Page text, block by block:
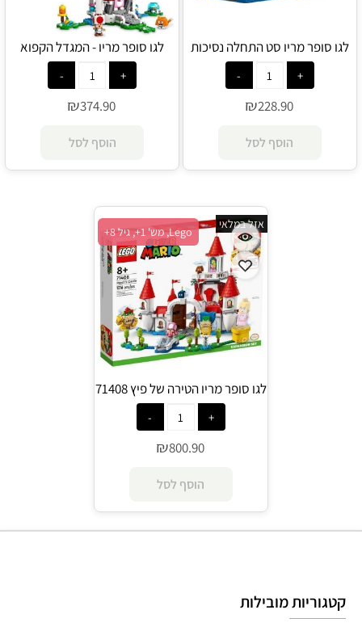
לגו סופר מריו סט התחלה נסיכות
הרפתקאות עם פיץ' 71403 - Lego
₪228.90
הוסף לסל
לגו סופר מריו - המגדל הקפוא
וחליפת החתול - ערכת הרחבה
71407 - Lego
₪374.90
הוסף לסל
Lego, מש' 1+, גיל 8+
אזל במלאי
לגו סופר מריו הטירה של פיץ 71408
₪800.90
הוסף לסל
קטגוריות מובילות